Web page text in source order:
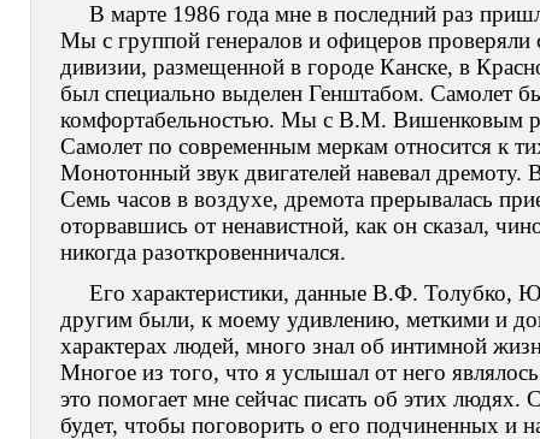
В марте 1986 года мне в последний раз
Мы с группой генералов и офицеров проверяли
дивизии, размещенной в городе Канске, в
был специально выделен Генштабом. Самолет
комфортабельностью. Мы с В.М. Вишенковым
Самолет по современным меркам относится к
Монотонный звук двигателей навевал дремоту.
Семь часов в воздухе, дремота прерывалась
оторвавшись от ненавистной, как он сказал,
никогда разоткровенничался.
Его характеристики, данные В.Ф.
другим были, к моему удивлению, меткими и
характерах людей, много знал об интимной
Многое из того, что я услышал от него
это помогает мне сейчас писать об этих
будет, чтобы поговорить о его подчиненных и